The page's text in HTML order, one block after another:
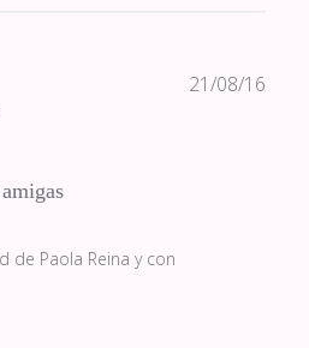
de Paola Reina y con
21/08/16